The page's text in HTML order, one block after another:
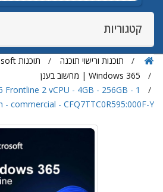
קטגוריות
תוכנות ורישוי תוכנה
תוכנות Microsoft
Windows 365 | מחשוב בענן
2 vCPU - 4GB - 256GB - 1
- commercial - CFQ7TTC0R595:000F-Y